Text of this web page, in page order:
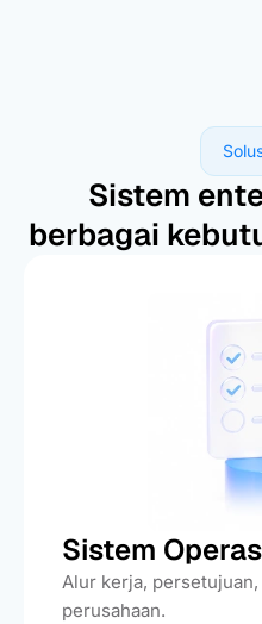
Sistem
berbagai
Sistem
Alur kerja,
perusahaan.